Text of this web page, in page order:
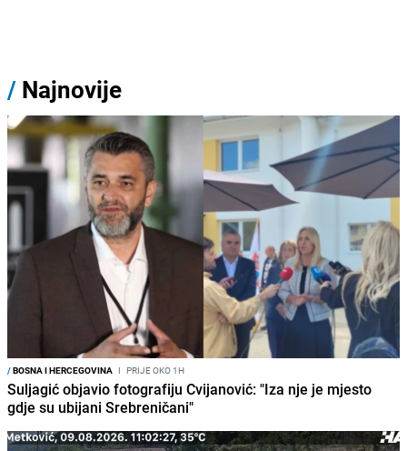
/ Najnovije
/BOSNA I HERCEGOVINA I PRIJE OKO 1H
Suljagić objavio fotografiju Cvijanović: "Iza nje je mjesto
gdje su ubijani Srebreničani"